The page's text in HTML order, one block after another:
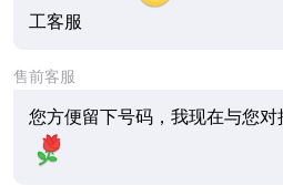
工客服
售前客服
您方便留下号码，我现在与您对